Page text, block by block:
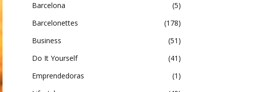
Barcelona
5
Barcelonettes
178
Business
51
Do It Yourself
41
Emprendedoras
1